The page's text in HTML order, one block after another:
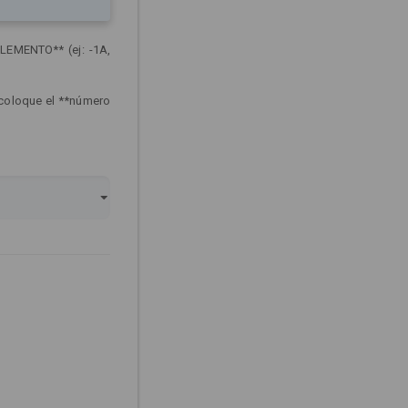
(ej: -1A,
el **número